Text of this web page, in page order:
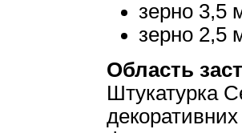
зерно 3,5
зерно 2,5
Область
Штукатурка